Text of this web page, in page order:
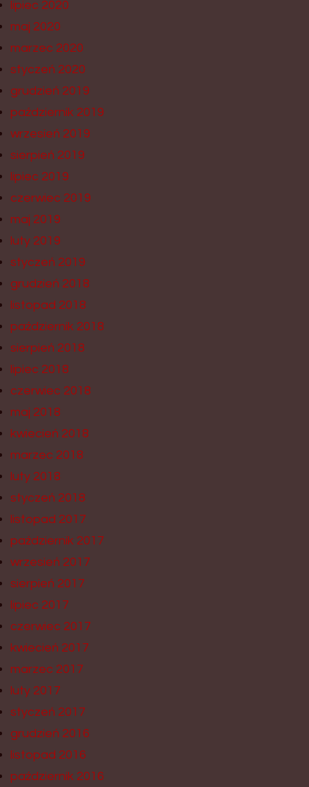
lipiec 2020
maj 2020
marzec 2020
styczeń 2020
grudzień 2019
październik 2019
wrzesień 2019
sierpień 2019
lipiec 2019
czerwiec 2019
maj 2019
luty 2019
styczeń 2019
grudzień 2018
listopad 2018
październik 2018
sierpień 2018
lipiec 2018
czerwiec 2018
maj 2018
kwiecień 2018
marzec 2018
luty 2018
styczeń 2018
listopad 2017
październik 2017
wrzesień 2017
sierpień 2017
lipiec 2017
czerwiec 2017
kwiecień 2017
marzec 2017
luty 2017
styczeń 2017
grudzień 2016
listopad 2016
październik 2016